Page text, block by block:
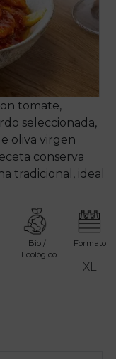
tomate,
seleccionada,
oliva virgen
conserva
tradicional, ideal
Bio /
Ecológico
Formato
XL